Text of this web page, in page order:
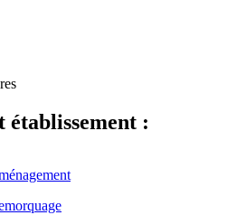
établissement :